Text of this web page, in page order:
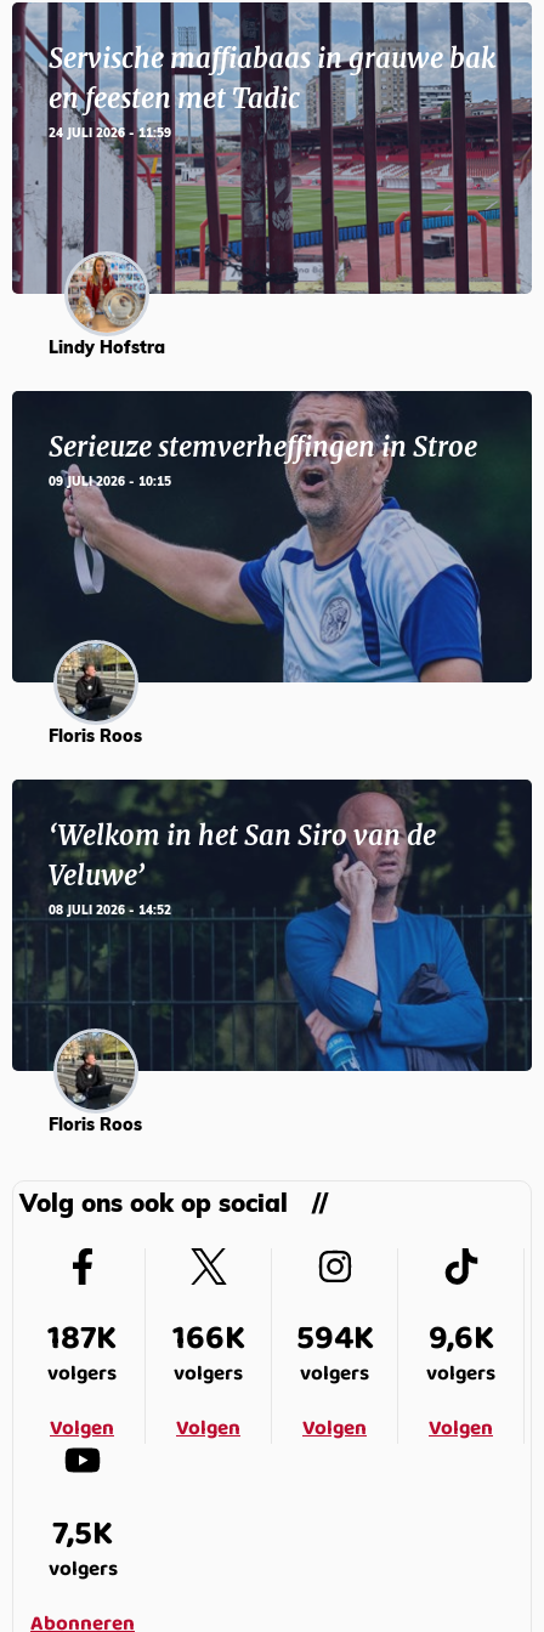
Servische maffiabaas in grauwe bak
en feesten met Tadic
24 JULI 2026 - 11:59
Lindy Hofstra
Serieuze stemverheffingen in Stroe
09 JULI 2026 - 10:15
Floris Roos
‘Welkom in het San Siro van de
Veluwe’
08 JULI 2026 - 14:52
Floris Roos
Volg ons ook op social
187K
volgers
Volgen
166K
volgers
Volgen
594K
volgers
Volgen
9,6K
volgers
Volgen
7,5K
volgers
Abonneren